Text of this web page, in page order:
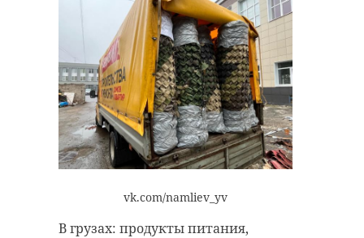
vk.com/namliev_yv
В грузах: продукты питания,